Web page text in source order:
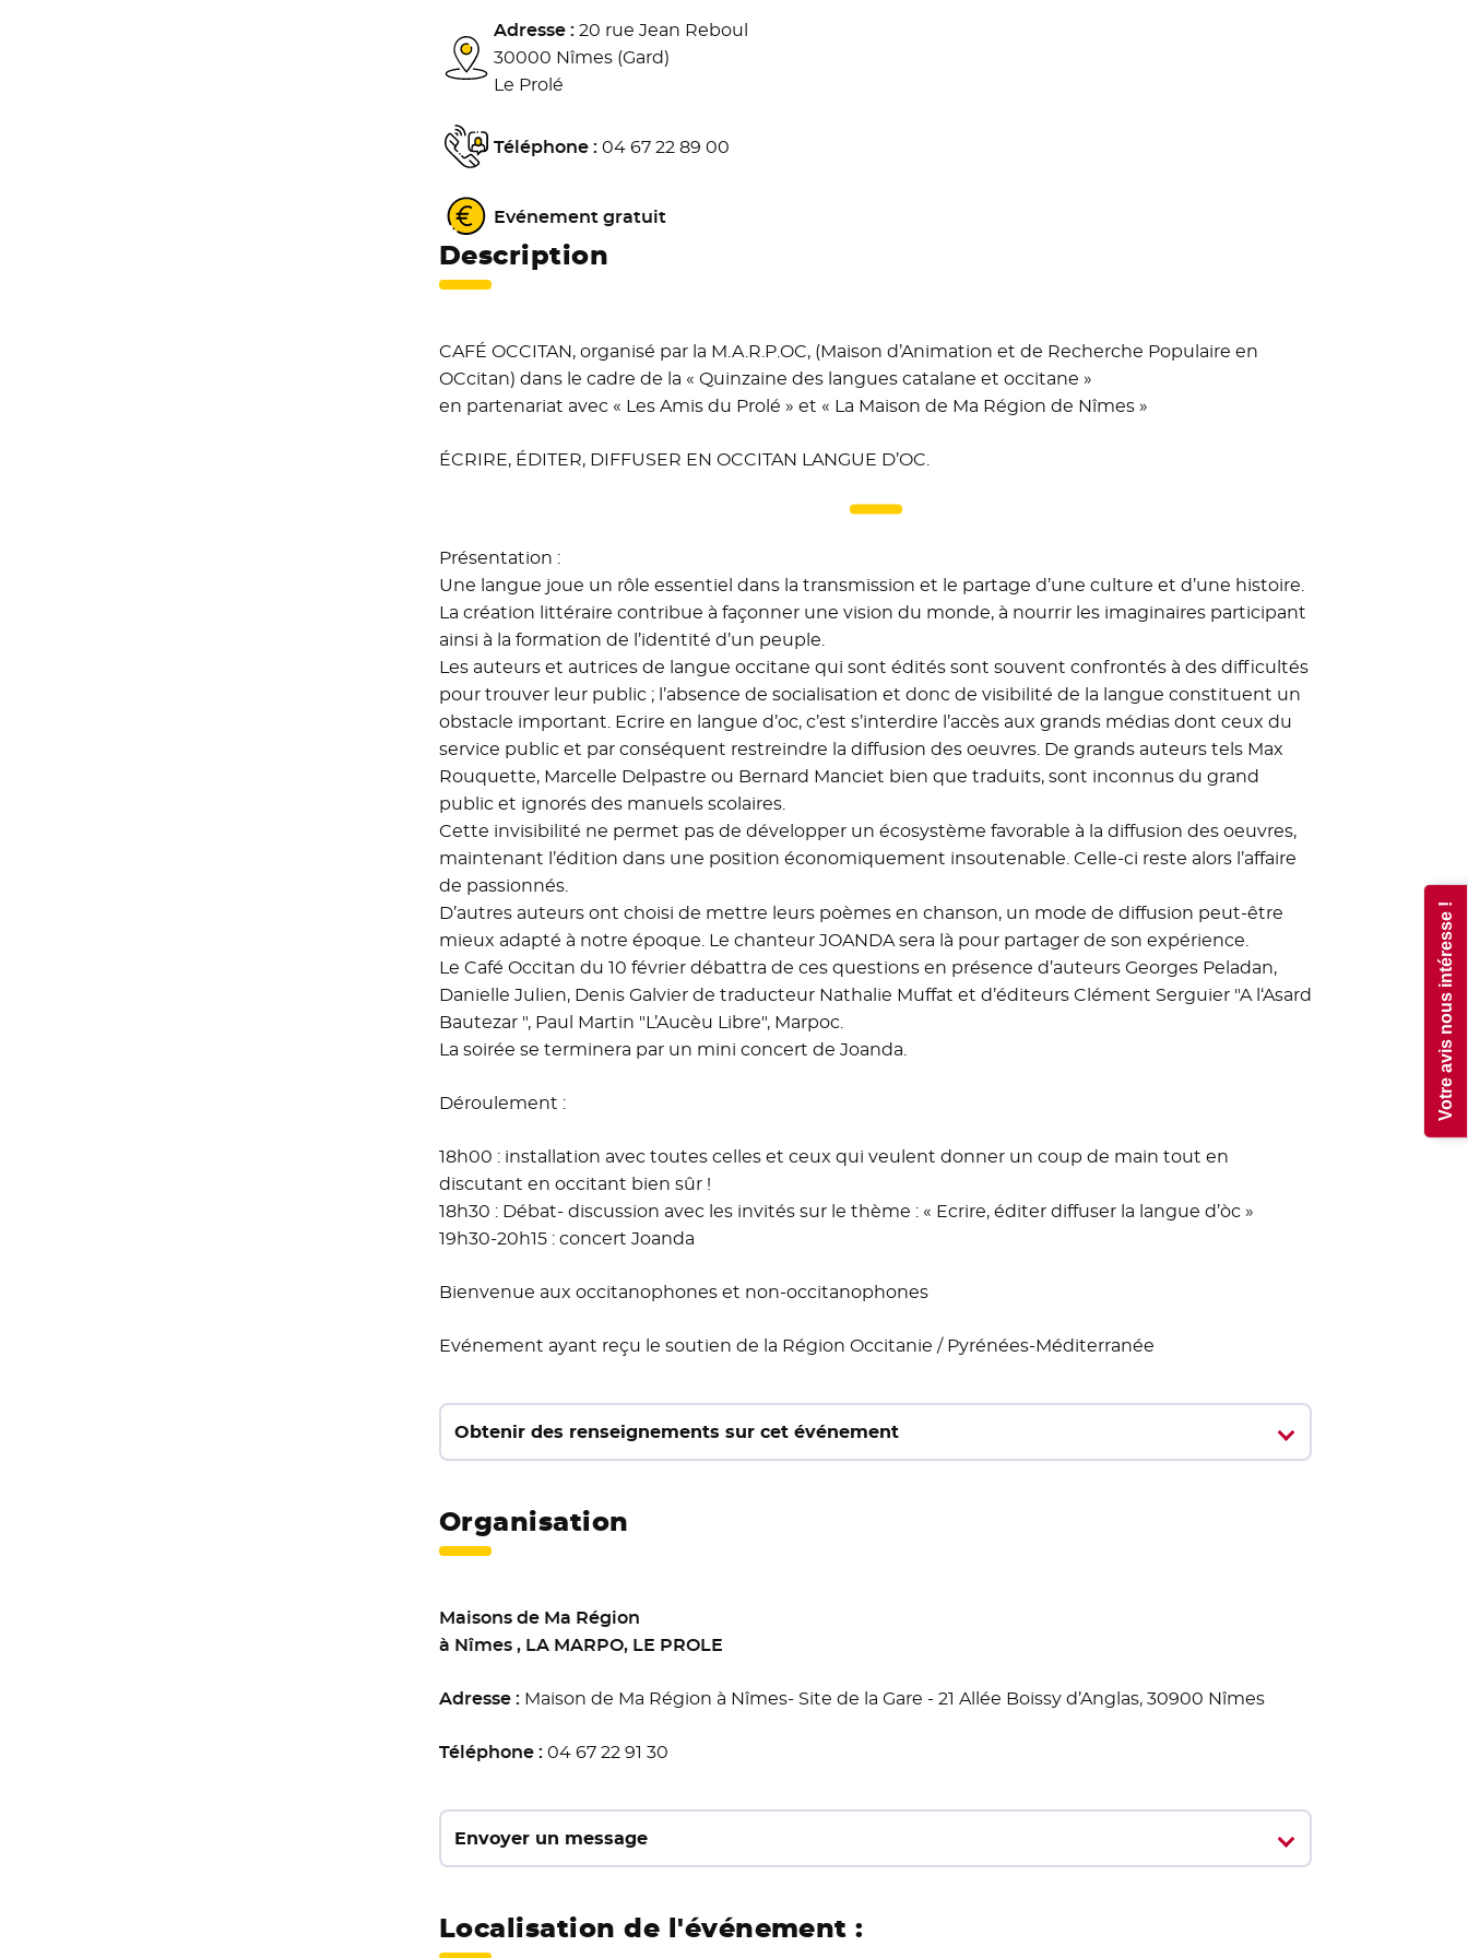
Adresse :20 rue Jean Reboul
30000 Nîmes (Gard)
Le Prolé
Téléphone :04 67 22 89 00
Evénement gratuit
Description
CAFÉ OCCITAN, organisé par la M.A.R.P.OC, (Maison d’Animation et de Recherche Populaire en
OCcitan) dans le cadre de la « Quinzaine des langues catalane et occitane »
en partenariat avec « Les Amis du Prolé » et « La Maison de Ma Région de Nîmes »
ÉCRIRE, ÉDITER, DIFFUSER EN OCCITAN LANGUE D’OC.
Présentation :
Une langue joue un rôle essentiel dans la transmission et le partage d’une culture et d’une histoire.
La création littéraire contribue à façonner une vision du monde, à nourrir les imaginaires participant
ainsi à la formation de l’identité d’un peuple.
Les auteurs et autrices de langue occitane qui sont édités sont souvent confrontés à des difficultés
pour trouver leur public ; l’absence de socialisation et donc de visibilité de la langue constituent un
obstacle important. Ecrire en langue d’oc, c’est s’interdire l’accès aux grands médias dont ceux du
service public et par conséquent restreindre la diffusion des oeuvres. De grands auteurs tels Max
Rouquette, Marcelle Delpastre ou Bernard Manciet bien que traduits, sont inconnus du grand
public et ignorés des manuels scolaires.
Cette invisibilité ne permet pas de développer un écosystème favorable à la diffusion des oeuvres,
maintenant l’édition dans une position économiquement insoutenable. Celle-ci reste alors l’affaire
de passionnés.
D’autres auteurs ont choisi de mettre leurs poèmes en chanson, un mode de diffusion peut-être
mieux adapté à notre époque. Le chanteur JOANDA sera là pour partager de son expérience.
Le Café Occitan du 10 février débattra de ces questions en présence d’auteurs Georges Peladan,
Danielle Julien, Denis Galvier de traducteur Nathalie Muffat et d’éditeurs Clément Serguier "A l‘Asard
Bautezar ", Paul Martin "L’Aucèu Libre", Marpoc.
La soirée se terminera par un mini concert de Joanda.
Déroulement :
18h00 : installation avec toutes celles et ceux qui veulent donner un coup de main tout en
discutant en occitant bien sûr !
18h30 : Débat- discussion avec les invités sur le thème : « Ecrire, éditer diffuser la langue d’òc »
19h30-20h15 : concert Joanda
Bienvenue aux occitanophones et non-occitanophones
Evénement ayant reçu le soutien de la Région Occitanie / Pyrénées-Méditerranée
Obtenir des renseignements sur cet événement
Organisation
Maisons de Ma Région
à Nîmes , LA MARPO, LE PROLE
Adresse :Maison de Ma Région à Nîmes- Site de la Gare - 21 Allée Boissy d’Anglas, 30900 Nîmes
Téléphone :04 67 22 91 30
Envoyer un message
Localisation de l'événement :
Votre avis nous intéresse !